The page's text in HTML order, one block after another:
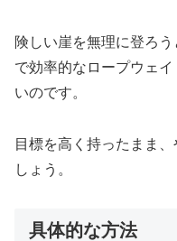
険しい崖を無理に登ろ
で効率的なロープウェ
いのです。
目標を高く持ったまま
しょう。
具体的な方法